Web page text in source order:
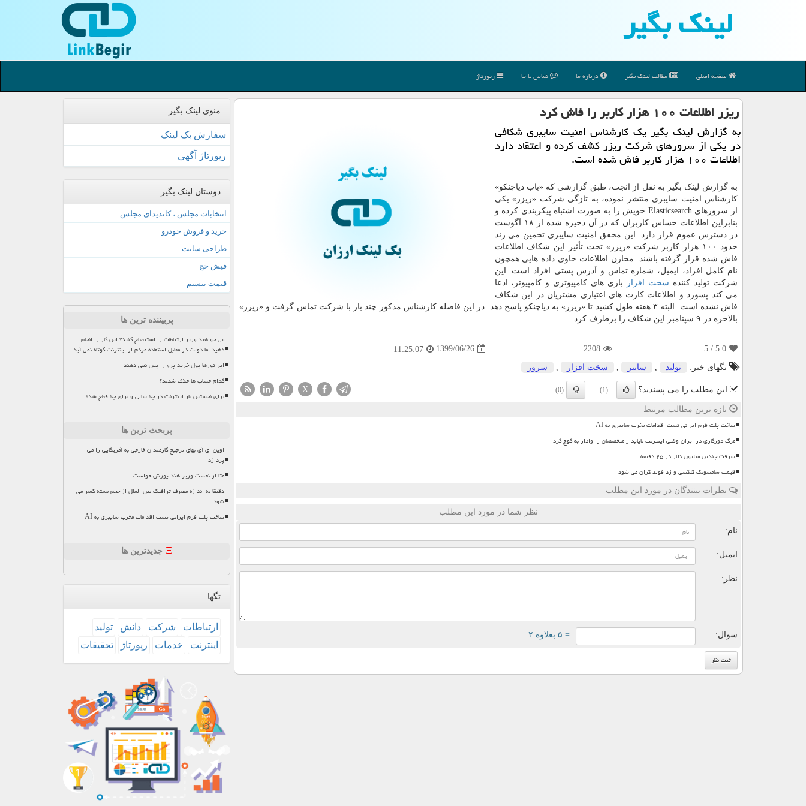
لینك بگیر
صفحه اصلی مطالب لینك بگیر درباره ما تماس با ما رپورتاژ
ریزر اطلاعات ۱۰۰ هزار كاربر را فاش كرد
به گزارش لینك بگیر یك كارشناس امنیت سایبری شكافی
در یكی از سرورهای شركت ریزر كشف كرده و اعتقاد دارد
اطلاعات ۱۰۰ هزار كاربر فاش شده است.
به گزارش لینک بگیر به نقل از انجت، طبق گزارشی که «باب دیاچنکو»
کارشناس امنیت سایبری منتشر نموده، به تازگی شرکت «ریزر» یکی
از سرورهای Elasticsearch خویش را به صورت اشتباه پیکربندی کرده و
بنابراین اطلاعات حساس کاربران که در آن ذخیره شده از ۱۸ آگوست
در دسترس عموم قرار دارد. این محقق امنیت سایبری تخمین می زند
حدود ۱۰۰ هزار کاربر شرکت «ریزر» تحت تأثیر این شکاف اطلاعات
فاش شده قرار گرفته باشند. مخازن اطلاعات حاوی داده هایی همچون
نام کامل افراد، ایمیل، شماره تماس و آدرس پستی افراد است. این
شرکت تولید کننده سخت افزار
بازی های کامپیوتری و کامپیوتر، ادعا
می کند پسورد و اطلاعات کارت های اعتباری مشتریان در این شکاف
فاش نشده است. البته ۳ هفته طول کشید تا «ریزر» به دیاچنکو پاسخ دهد. در این فاصله کارشناس مذکور چند بار با شرکت تماس گرفت و «ریزر»
بالاخره در ۹ سپتامبر این شکاف را برطرف کرد.
5.0
/ 5
2208
1399/06/26
11:25:07
تگهای خبر:
تولید سایبر سخت افزار سرور
این مطلب را می پسندید؟ (1)
(0)
X
تازه ترین مطالب مرتبط
ساخت پلت فرم ایرانی تست اقدامات مخرب سایبری به AI
مرگ دورکاری در ایران وقتی اینترنت ناپایدار متخصصان را وادار به کوچ کرد
سرقت چندین میلیون دلار در ۲۵ دقیقه
قیمت سامسونگ گلکسی و زد فولد گران می شود
نظرات بینندگان در مورد این مطلب
نظر شما در مورد این مطلب
نام:
ایمیل:
نظر:
سوال: = ۵ بعلاوه ۲
منوی لینک بگیر
سفارش بک لینک
رپورتاژ آگهی
دوستان لینک بگیر
انتخابات مجلس ، کاندیدای مجلس
خرید و فروش خودرو
طراحی سایت
فیش حج
قیمت بیسیم
پربیننده ترین ها
می خواهید وزیر ارتباطات را استیضاح کنید؟ این کار را انجام
دهید اما دولت در مقابل استفاده مردم از اینترنت کوتاه نمی آید
اپراتورها پول خرید پرو را پس نمی دهند
کدام حساب ها حذف شدند؟
برای نخستین بار اینترنت در چه سالی و برای چه قطع شد؟
پربحث ترین ها
اوپن ای آی بهای ترجیح کارمندان خارجی به آمریکایی را می
پردازد
متا از نخست وزیر هند پوزش خواست
دقیقا به اندازه مصرف ترافیک بین الملل از حجم بسته کسر می
شود
ساخت پلت فرم ایرانی تست اقدامات مخرب سایبری به AI
جدیدترین ها
تگها
ارتباطات شركت دانش
تولید
اینترنت
خدمات رپورتاژ تحقیقات